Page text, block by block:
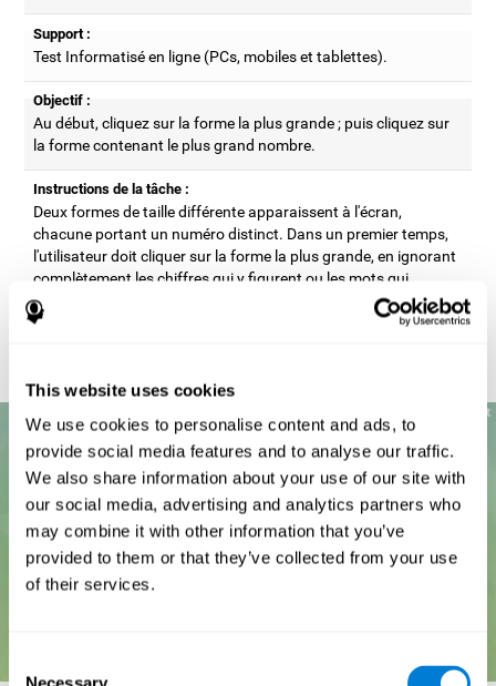
This website uses cookies
We use cookies to personalise content and ads, to
provide social media features and to analyse our traffic.
We also share information about your use of our site with
our social media, advertising and analytics partners who
may combine it with other information that you’ve
provided to them or that they’ve collected from your use
of their services.
Support :
Test Informatisé en ligne (PCs, mobiles et tablettes).
Objectif :
Au début, cliquez sur la forme la plus grande ; puis cliquez sur
la forme contenant le plus grand nombre.
Instructions de la tâche :
Deux formes de taille différente apparaissent à l'écran,
chacune portant un numéro distinct. Dans un premier temps,
l'utilisateur doit cliquer sur la forme la plus grande, en ignorant
complètement les chiffres qui y figurent ou les mots qui
apparaissent en haut de l'écran. Lorsqu'il y est invité,
l'utilisateur doit abandonner les instructions précédentes pour